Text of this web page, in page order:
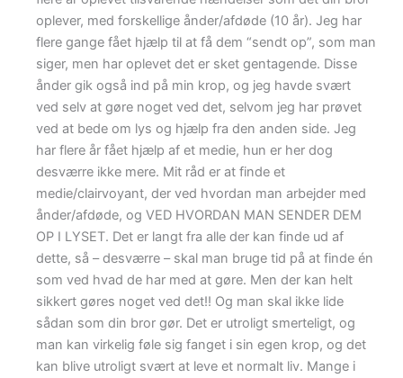
oplever, med forskellige ånder/afdøde (10 år). Jeg har
flere gange fået hjælp til at få dem “sendt op”, som man
siger, men har oplevet det er sket gentagende. Disse
ånder gik også ind på min krop, og jeg havde svært
ved selv at gøre noget ved det, selvom jeg har prøvet
ved at bede om lys og hjælp fra den anden side. Jeg
har flere år fået hjælp af et medie, hun er her dog
desværre ikke mere. Mit råd er at finde et
medie/clairvoyant, der ved hvordan man arbejder med
ånder/afdøde, og VED HVORDAN MAN SENDER DEM
OP I LYSET. Det er langt fra alle der kan finde ud af
dette, så – desværre – skal man bruge tid på at finde én
som ved hvad de har med at gøre. Men der kan helt
sikkert gøres noget ved det!! Og man skal ikke lide
sådan som din bror gør. Det er utroligt smerteligt, og
man kan virkelig føle sig fanget i sin egen krop, og det
kan blive utroligt svært at leve et normalt liv. Mange i